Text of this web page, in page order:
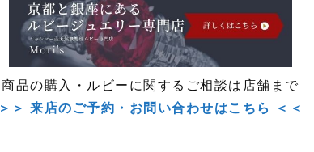
商品の購入・ルビーに関するご相談は店舗まで
＞＞ 来店のご予約・お問い合わせはこちら ＜＜